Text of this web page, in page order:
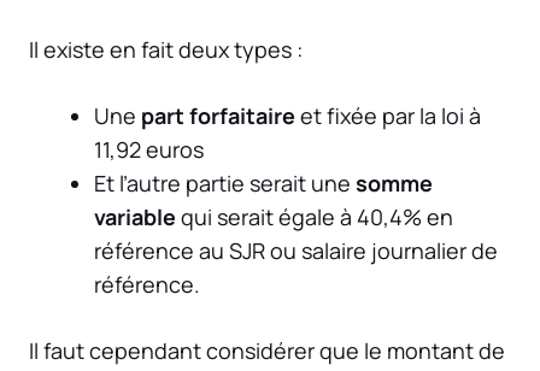
Il existe en fait deux types :
Une part forfaitaire et fixée par la loi à
11,92 euros
Et l’autre partie serait une somme
variable qui serait égale à 40,4% en
référence au SJR ou salaire journalier de
référence.
Il faut cependant considérer que le montant de